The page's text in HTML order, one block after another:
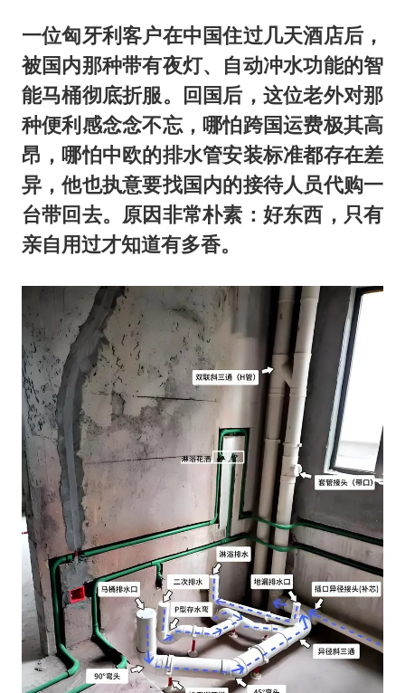
面对面丨蔡磊：与渐冻症抗争 纵使不敌 也不屈服
5万小车卖不动 微型代步车集体遇冷
加沙约14万栋建筑被完全摧毁
从科技创新看开局起步的时与势
一位匈牙利客户在中国住过几天酒店后，
被国内那种带有夜灯、自动冲水功能的智
能马桶彻底折服。回国后，这位老外对那
种便利感念念不忘，哪怕跨国运费极其高
昂，哪怕中欧的排水管安装标准都存在差
异，他也执意要找国内的接待人员代购一
台带回去。原因非常朴素：好东西，只有
亲自用过才知道有多香。